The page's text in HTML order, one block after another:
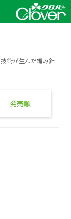
術が生んだ編み針
発売順